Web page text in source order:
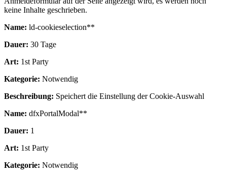
keine Inhalte geschrieben.
Name: ld-cookieselection**
Dauer: 30 Tage
Art: 1st Party
Kategorie: Notwendig
Beschreibung: Speichert die Einstellung der Cookie-Auswahl
Name: dfxPortalModal**
Dauer: 1
Art: 1st Party
Kategorie: Notwendig